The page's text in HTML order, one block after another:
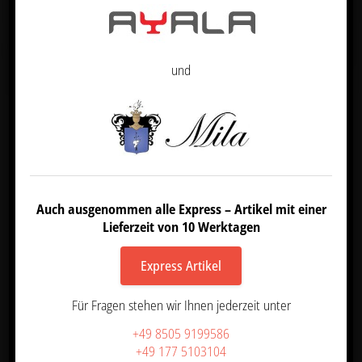
AZ Friseurdesign
94116 Hutthurm
0177 5103104
08505 9199586
office@azfriseurdesign.de
Friseureinrichtungen mit Stil
Unsere Kataloge
Anfahrt
und
Auch ausgenommen alle Express – Artikel mit einer
Lieferzeit von 10 Werktagen
Express Artikel
Für Fragen stehen wir Ihnen jederzeit unter
+49 8505 9199586
+49 177 5103104
Datenschutzerklärung